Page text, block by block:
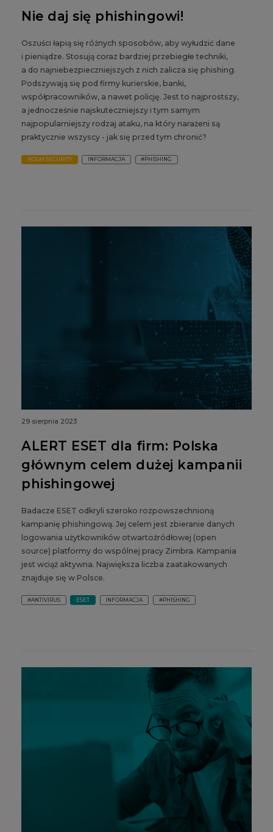
Nie daj się phishingowi!
Oszuści łapią się różnych sposobów, aby wyłudzić dane
i pieniądze. Stosują coraz bardziej przebiegłe techniki,
a do najniebezpieczniejszych z nich zalicza się phishing.
Podszywają się pod firmy kurierskie, banki,
współpracowników, a nawet policję. Jest to najprostszy,
a jednocześnie najskuteczniejszy i tym samym
najpopularniejszy rodzaj ataku, na który narażeni są
praktycznie wszyscy - jak się przed tym chronić?
HOLM SECURITY INFORMACJA #PHISHING
29 sierpnia 2023
ALERT ESET dla firm: Polska
głównym celem dużej kampanii
phishingowej
Badacze ESET odkryli szeroko rozpowszechnioną
kampanię phishingową. Jej celem jest zbieranie danych
logowania użytkowników otwartoźródłowej (open
source) platformy do wspólnej pracy Zimbra. Kampania
jest wciąż aktywna. Największa liczba zaatakowanych
znajduje się w Polsce.
#ANTIVIRUS ESET INFORMACJA #PHISHING